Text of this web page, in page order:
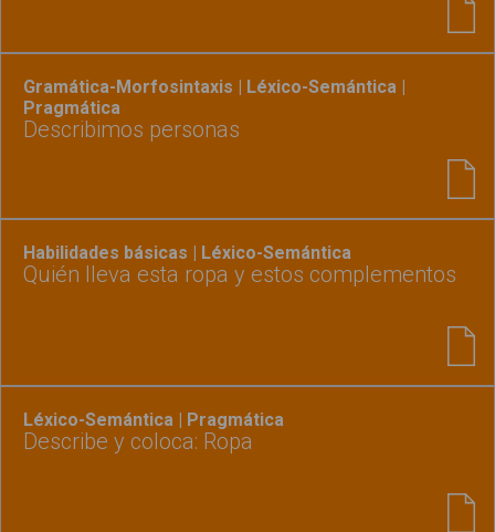
Gramática-Morfosintaxis | Léxico-Semántica |
Pragmática
Describimos personas
Habilidades básicas | Léxico-Semántica
Quién lleva esta ropa y estos complementos
Léxico-Semántica | Pragmática
Describe y coloca: Ropa